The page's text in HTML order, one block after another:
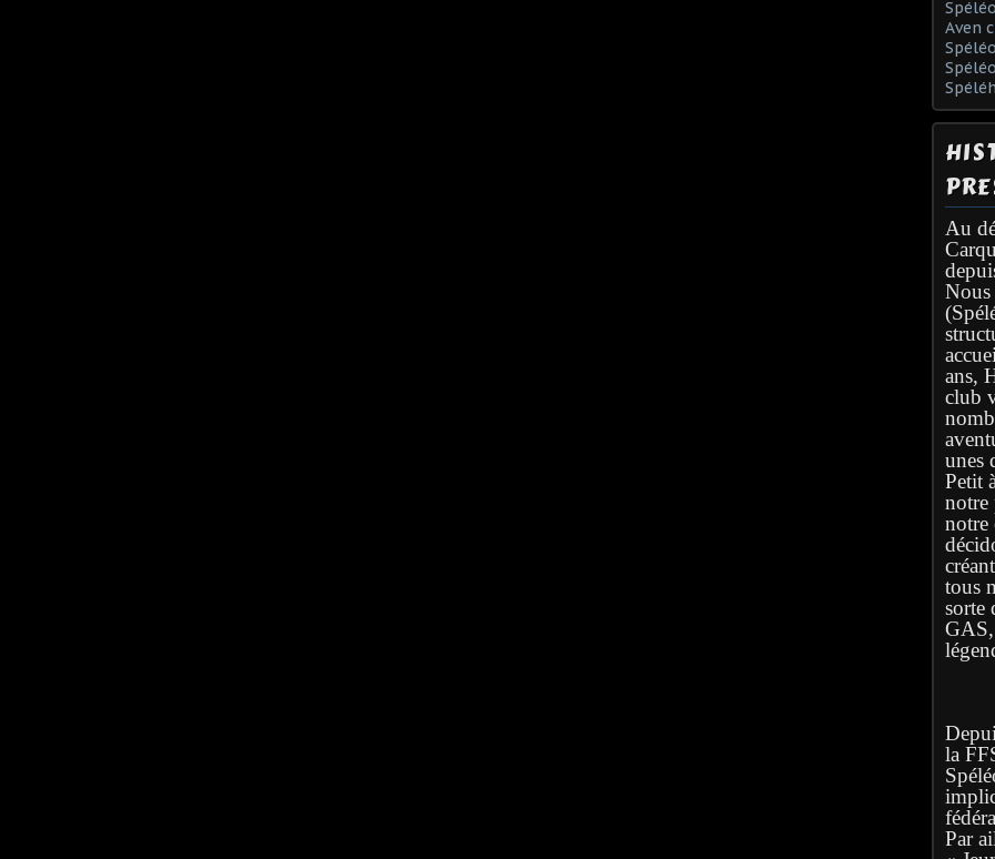
Aven
Au
Nous
ans,
club
unes
Petit
notre
notre
tous
sorte
la
Par